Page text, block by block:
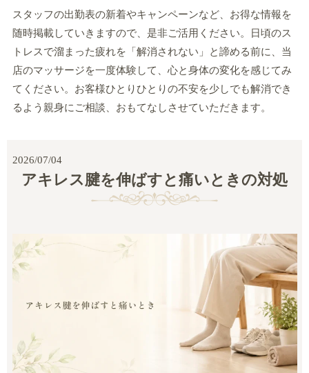
スタッフの出勤表の新着やキャンペーンなど、お得な情報を
随時掲載していきますので、是非ご活用ください。日頃のス
トレスで溜まった疲れを「解消されない」と諦める前に、当
店のマッサージを一度体験して、心と身体の変化を感じてみ
てください。お客様ひとりひとりの不安を少しでも解消でき
るよう親身にご相談、おもてなしさせていただきます。
2026/07/04
アキレス腱を伸ばすと痛いときの対処